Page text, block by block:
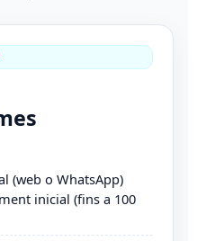
(web o WhatsApp)
inicial (fins a 100